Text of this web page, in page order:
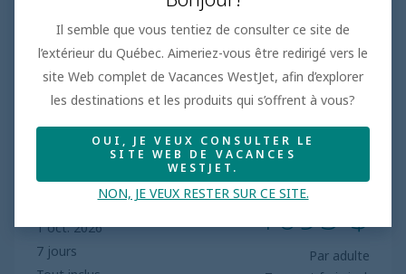
PUERTO PLATA, RÉPUBLIQUE
DOMINICAINE
Viva Heavens by Wyndham
4.0
1 oct. 2026
7 jours
Économisez jusqu’à 34%
1675 $
1095 $
Par adulte
Il semble que vous tentiez de consulter ce site de
l’extérieur du Québec. Aimeriez-vous être redirigé vers le
site Web complet de Vacances WestJet, afin d’explorer
les destinations et les produits qui s’offrent à vous?
OUI, JE VEUX CONSULTER LE
SITE WEB DE VACANCES
WESTJET.
NON, JE VEUX RESTER SUR CE SITE.